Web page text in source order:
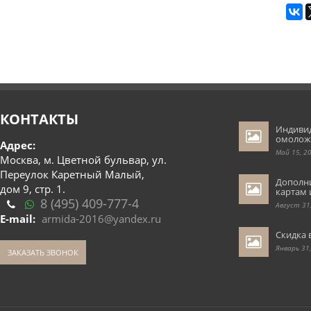
КОНТАКТЫ
Адрес:
Москва, м. Цветной бульвар, ул.
Переулок Каретный Малый,
дом 9, стр. 1.
8 (495) 409-777-4
E-mail: armida-2016@yandex.ru
ЗАКАЗАТЬ ЗВОНОК
Май 15,
картам
Август
Скидка
Январь